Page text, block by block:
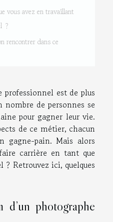
vous avez en travaillant
?
rencontrer dans ce
est de plus
nombre de personnes se
pour gagner leur vie.
de ce métier, chacun
gagne-pain. Mais alors
carrière en tant que
? Retrouvez ici, quelques
d’un photographe